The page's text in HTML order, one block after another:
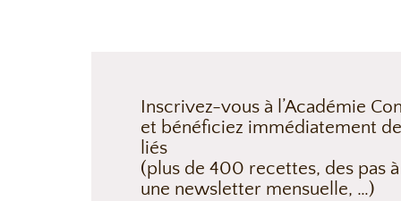
Inscrivez-vous à l’Académie
et bénéficiez immédiatement
liés
(plus de 400 recettes, des pas
une newsletter mensuelle, …)